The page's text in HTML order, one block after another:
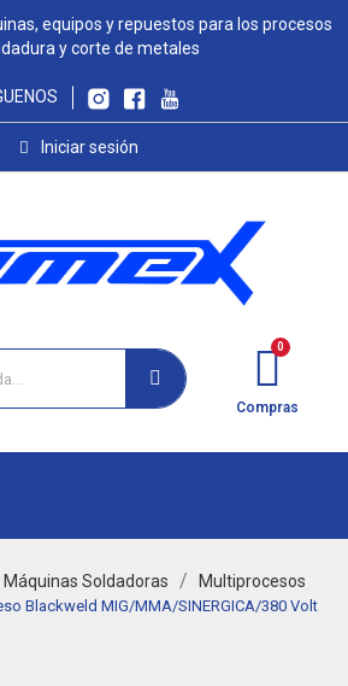
equipos y repuestos para los procesos
y corte de metales
Iniciar sesión
Compras
Máquinas Soldadoras Multiprocesos
Blackweld MIG/MMA/SINERGICA/380 Volt